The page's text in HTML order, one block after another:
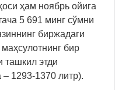
ҳам ноябрь ойига
5 691 минг сўмни
биржадаги
бир
ташкил этди
– 1293-1370 литр).